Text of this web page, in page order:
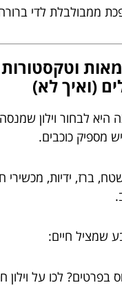
ממבולבלת לדי
(ואיך לא)
היא לבחור וילון
מספיק כוכבים.
ברז, ידיות,
שמציל חיים:
בפרטים? לכו על וילון